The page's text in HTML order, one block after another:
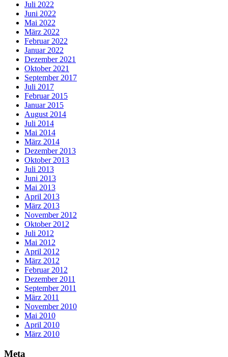
Juli 2022
Juni 2022
Mai 2022
März 2022
Februar 2022
Januar 2022
Dezember 2021
Oktober 2021
September 2017
Juli 2017
Februar 2015
Januar 2015
August 2014
Juli 2014
Mai 2014
März 2014
Dezember 2013
Oktober 2013
Juli 2013
Juni 2013
Mai 2013
April 2013
März 2013
November 2012
Oktober 2012
Juli 2012
Mai 2012
April 2012
März 2012
Februar 2012
Dezember 2011
September 2011
März 2011
November 2010
Mai 2010
April 2010
März 2010
Meta